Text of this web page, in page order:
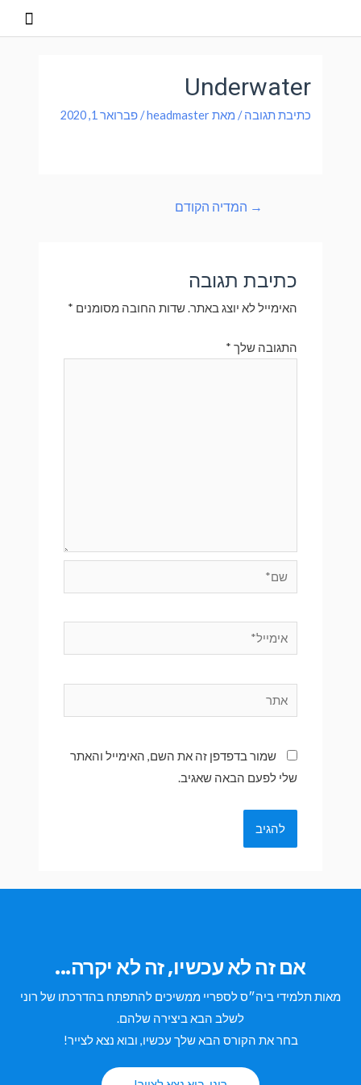
Underwater
כתיבת תגובה / מאתheadmaster
/פברואר 1, 2020
→ המדיה הקודם
כתיבת תגובה
האימייל לא יוצג באתר.שדות החובה מסומנים *
התגובה שלך *
שמור בדפדפן זה את השם, האימייל והאתר
שלי לפעם הבאה שאגיב.
אם זה לא עכשיו, זה לא יקרה...
מאות תלמידי ביה״ס לספריי ממשיכים להתפתח בהדרכתו של רוני
לשלב הבא ביצירה שלהם.
בחר את הקורס הבא שלך עכשיו, ובוא נצא לצייר!